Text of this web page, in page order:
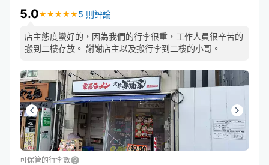
5.0★ ★ ★ ★ ★
★ ★ ★ ★ ★ 5 則評論
店主態度蠻好的，因為我們的行李很重，工作人員很辛苦的
搬到二樓存放。 謝謝店主以及搬行李到二樓的小哥。
可保管的行李數